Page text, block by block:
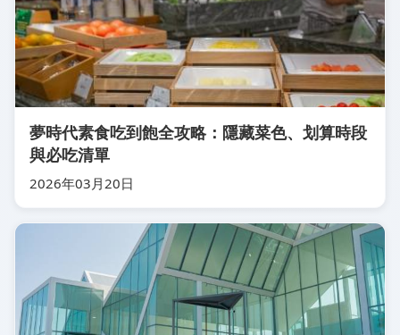
夢時代素食吃到飽全攻略：隱藏菜色、划算時段
與必吃清單
2026年03月20日